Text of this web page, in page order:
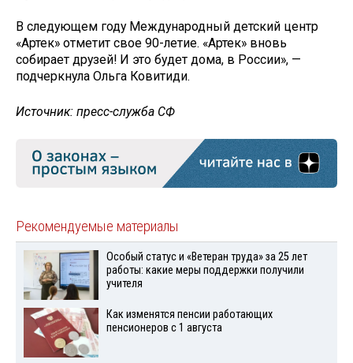
В следующем году Международный детский центр
«Артек» отметит свое 90-летие. «Артек» вновь
собирает друзей! И это будет дома, в России», —
подчеркнула Ольга Ковитиди.
Источник: пресс-служба СФ
Рекомендуемые материалы
Особый статус и «Ветеран труда» за 25 лет
работы: какие меры поддержки получили
учителя
Как изменятся пенсии работающих
пенсионеров с 1 августа